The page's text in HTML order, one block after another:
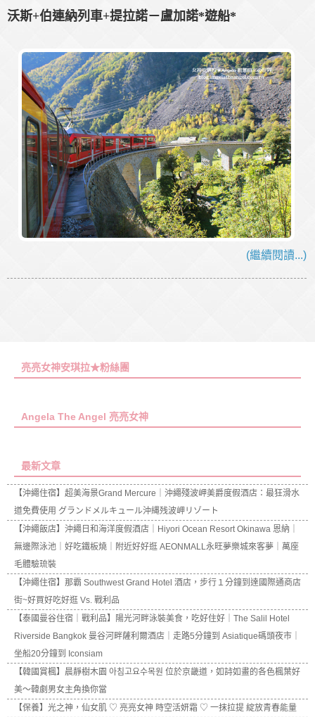
沃斯+伯連納列車+提拉諾－盧加諾*遊船*
(繼續閱讀...)
亮亮女神安琪拉★粉絲團
Angela The Angel 亮亮女神
最新文章
【沖繩住宿】超美海景Grand Mercure｜沖繩殘波岬美爵度假酒店：最狂滑水
道免費使用 グランドメルキュール沖縄残波岬リゾート
【沖繩飯店】沖繩日和海洋度假酒店｜Hiyori Ocean Resort Okinawa 恩納｜
無邊際泳池｜好吃鐵板燒｜附近好好逛 AEONMALL永旺夢樂城來客夢｜萬座
毛體驗琉裝
【沖繩住宿】那霸 Southwest Grand Hotel 酒店，步行１分鐘到達國際通商店
街~好買好吃好逛 Vs. 戰利品
【泰國曼谷住宿｜戰利品】陽光河畔泳裝美食，吃好住好｜The Salil Hotel
Riverside Bangkok 曼谷河畔薩利爾酒店｜走路5分鐘到 Asiatique碼頭夜市｜
坐船20分鐘到 Iconsiam
【韓國賞楓】晨靜樹木園 아침고요수목원 位於京畿道，如詩如畫的各色楓葉好
美～韓劇男女主角換你當
【保養】光之神，仙女肌 ♡ 亮亮女神 時空活妍霜 ♡ 一抹拉提 綻放青春能量